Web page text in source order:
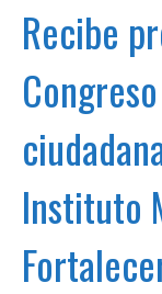
Recibe
Instituto